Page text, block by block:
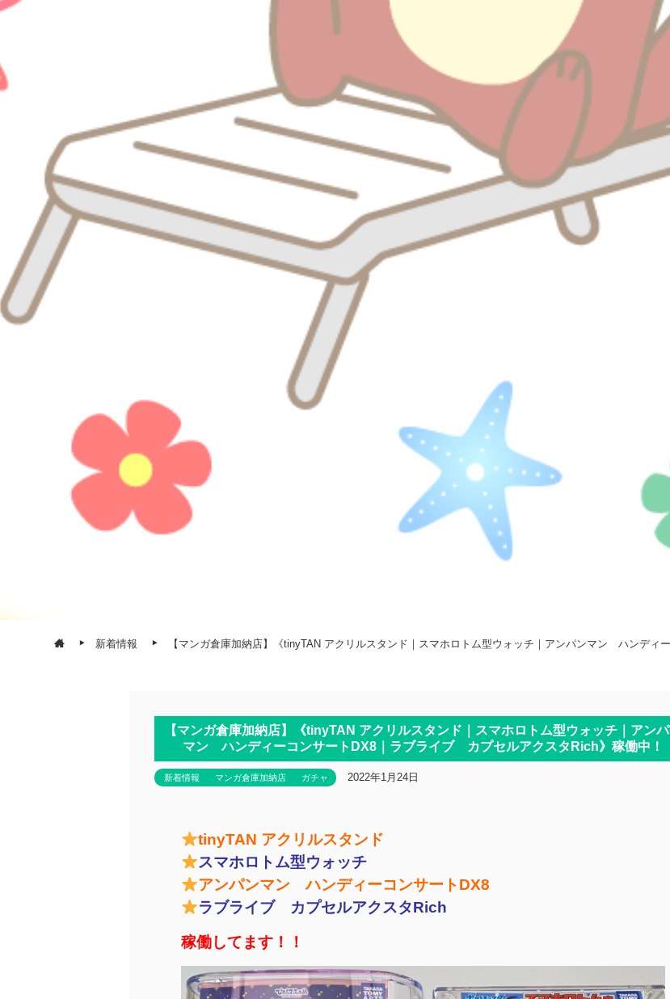
新着情報 【マンガ倉庫加納店】《tinyTAN アクリルスタンド｜スマホロトム型ウォッチ｜アンパンマン ハンデ
【マンガ倉庫加納店】《tinyTAN アクリルスタンド｜スマホロトム型ウォッチ｜アン
マン ハンディーコンサートDX8｜ラブライブ カプセルアクスタRich》稼働中！
新着情報 マンガ倉庫加納店 ガチャ 2022年1月24日
tinyTAN アクリルスタンド
スマホロトム型ウォッチ
アンパンマン ハンディーコンサートDX8
ラブライブ カプセルアクスタRich
稼働してます！！